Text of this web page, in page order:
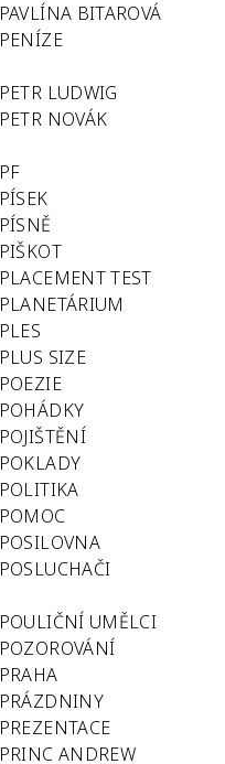
PAVLÍNA BITAROVÁ
PENÍZE
PETR LUDWIG
PETR NOVÁK
PF
PÍSEK
PÍSNĚ
PIŠKOT
PLACEMENT TEST
PLANETÁRIUM
PLES
PLUS SIZE
POEZIE
POHÁDKY
POJIŠTĚNÍ
POKLADY
POLITIKA
POMOC
POSILOVNA
POSLUCHAČI
POULIČNÍ UMĚLCI
POZOROVÁNÍ
PRAHA
PRÁZDNINY
PREZENTACE
PRINC ANDREW